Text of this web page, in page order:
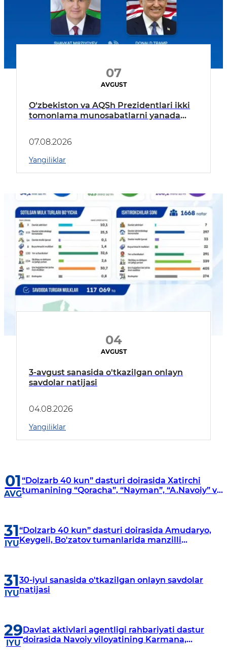
07
AVGUST
O‘zbekiston va AQSh Prezidentlari ikki
tomonlama munosabatlarni yanada
07.08.2026
Yangiliklar
04
AVGUST
3-avgust sanasida o'tkazilgan onlayn
savdolar natijasi
04.08.2026
Yangiliklar
01
AVG
“Dolzarb 40 kun” dasturi doirasida Xatirchi
tumanining “Qoracha”, “Nayman”, “A.Navoiy” va
31
IYU
“Dolzarb 40 kun” dasturi doirasida Amudaryo,
Keygeli, Bo'zatov tumanlarida manzilli
31
IYU
30-iyul sanasida o'tkazilgan onlayn savdolar
natijasi
29
IYU
Davlat aktivlari agentligi rahbariyati dastur
doirasida Navoiy viloyatining Karmana,